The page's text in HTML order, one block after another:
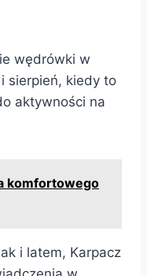
wędrówki w
sierpień, kiedy to
aktywności na
komfortowego
i latem, Karpacz